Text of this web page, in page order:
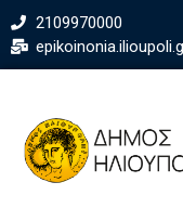
2109970000